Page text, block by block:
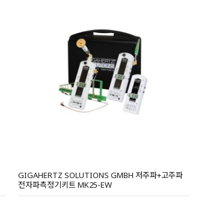
GIGAHERTZ SOLUTIONS GMBH 저주파+고주파
전자파측정기키트 MK25-EW